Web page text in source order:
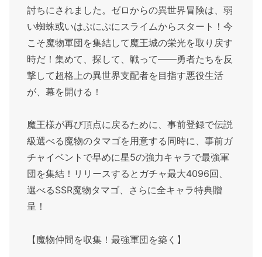
討ちにされました。ゼロからの異世界冒険は、弱
い蜘蛛或いはぷにぷにスライムからスタート！今
こそ魔物軍団を集結して魔王城の栄光を取り戻す
時だ！集めて、探して、戦って――勇者たちを反
撃して超格上の異世界支配者を目指す悪役生活
が、幕を開ける！
魔王様が再び頂点に戻るために、事前登録で伝説
級選べる魔物のタマゴを用意する同時に、事前ガ
チャイベントで早めに星5の強力キャラで最強軍
団を集結！リリースするとガチャ最大4096回、
選べるSSR魔物タマゴ、さらに全キャラ特典贈
呈！
【魔物仲間を収集！最強軍団を築く】